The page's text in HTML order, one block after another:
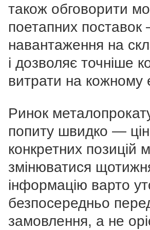
також обговорити
поетапних
навантаження на
і дозволяє точніше
витрати на кожному
Ринок
попиту швидко —
конкретних позицій
змінюватися
інформацію варто
безпосередньо
замовлення, а не